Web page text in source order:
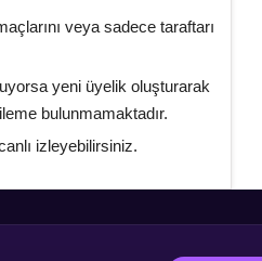
veya sadece taraftarı
yeni üyelik oluşturarak
bulunmamaktadır.
izleyebilirsiniz.